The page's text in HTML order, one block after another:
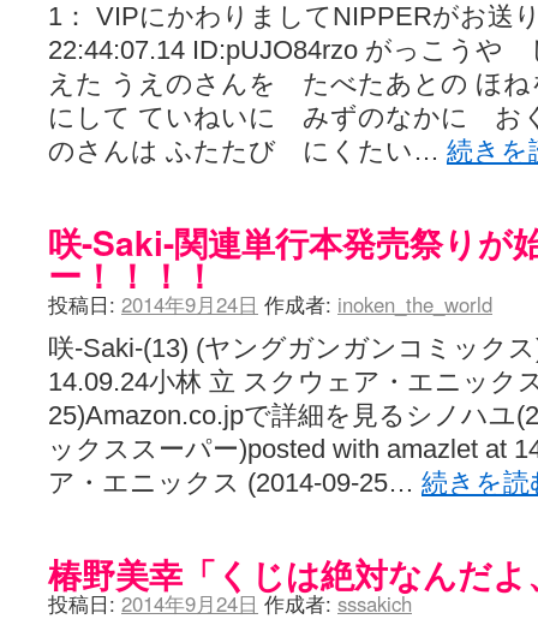
1： VIPにかわりましてNIPPERがお送
22:44:07.14 ID:pUJO84rzo がっこう
えた うえのさんを たべたあとの ほ
にして ていねいに みずのなかに お
のさんは ふたたび にくたい… 続き
咲-Saki-関連単行本発売祭りが
ー！！！！
投稿日: 2014年9月24日 作成者: inoken_the_world
咲-Saki-(13) (ヤングガンガンコミック
14.09.24小林 立 スクウェア・エニック
25)Amazon.co.jpで詳細を見るシノハユ
ックススーパー)posted with amazlet at
ア・エニックス (2014-09-25… 続きを
椿野美幸「くじは絶対なんだ
投稿日: 2014年9月24日 作成者: sssakich